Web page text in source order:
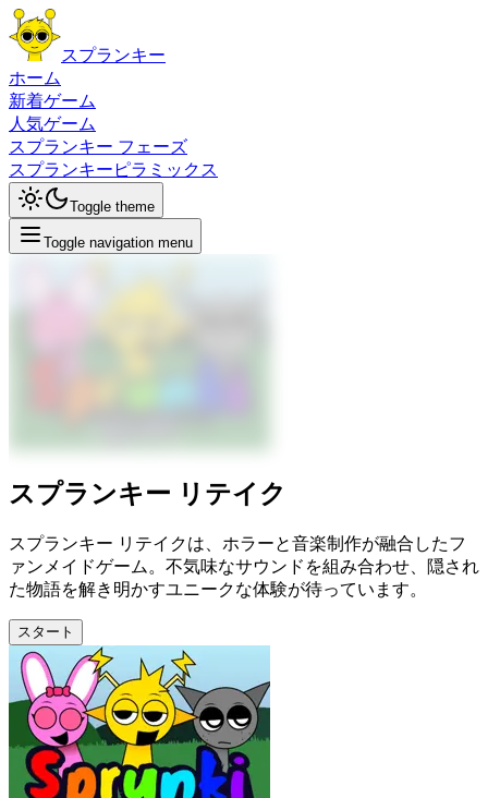
スプランキー
ホーム
新着ゲーム
人気ゲーム
スプランキー フェーズ
スプランキーピラミックス
Toggle theme
Toggle navigation menu
スプランキー リテイク
スプランキー リテイクは、ホラーと音楽制作が融合したフ
ァンメイドゲーム。不気味なサウンドを組み合わせ、隠され
た物語を解き明かすユニークな体験が待っています。
スタート